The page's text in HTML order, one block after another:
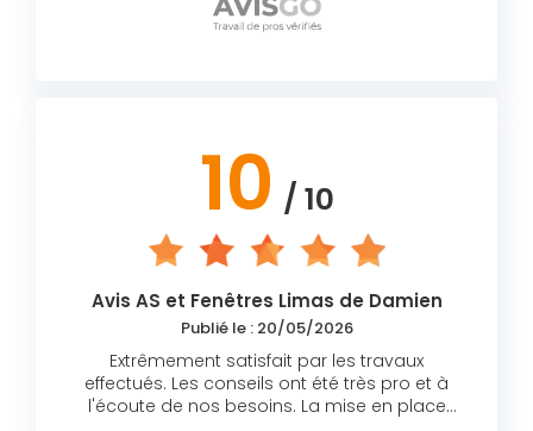
10 / 10
Avis AS et Fenêtres Limas de Damien
Publié le : 20/05/2026
Extrêmement satisfait par les travaux
effectués. Les conseils ont été très pro et à
l'écoute de nos besoins. La mise en place